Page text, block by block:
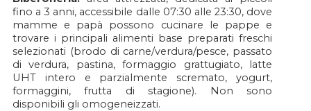
fino a 3 anni, accessibile dalle 07:30 alle 23:30, dove
mamme e papà possono cucinare le pappe e
trovare i principali alimenti base preparati freschi
selezionati (brodo di carne/verdura/pesce, passato
di verdura, pastina, formaggio grattugiato, latte
UHT intero e parzialmente scremato, yogurt,
formaggini, frutta di stagione). Non sono
disponibili gli omogeneizzati.